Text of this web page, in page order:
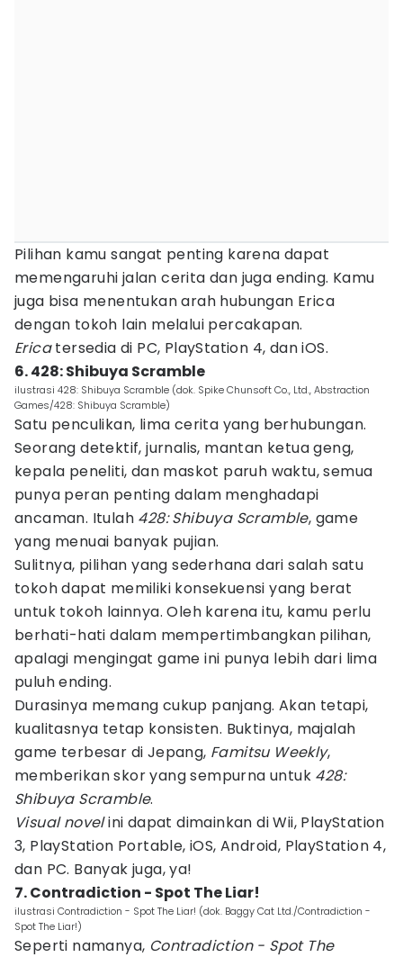
Pilihan kamu sangat penting karena dapat
memengaruhi jalan cerita dan juga ending. Kamu
juga bisa menentukan arah hubungan Erica
dengan tokoh lain melalui percakapan.
Ericatersedia di PC, PlayStation 4, dan iOS.
6. 428: Shibuya Scramble
ilustrasi 428: Shibuya Scramble (dok. Spike Chunsoft Co., Ltd., Abstraction
Games/428: Shibuya Scramble)
Satu penculikan, lima cerita yang berhubungan.
Seorang detektif, jurnalis, mantan ketua geng,
kepala peneliti, dan maskot paruh waktu, semua
punya peran penting dalam menghadapi
ancaman. Itulah 428: Shibuya Scramble, game
yang menuai banyak pujian.
Sulitnya, pilihan yang sederhana dari salah satu
tokoh dapat memiliki konsekuensi yang berat
untuk tokoh lainnya. Oleh karena itu, kamu perlu
berhati-hati dalam mempertimbangkan pilihan,
apalagi mengingat game ini punya lebih dari lima
puluh ending.
Durasinya memang cukup panjang. Akan tetapi,
kualitasnya tetap konsisten. Buktinya, majalah
game terbesar di Jepang, Famitsu Weekly,
memberikan skor yang sempurna untuk 428:
Shibuya Scramble.
Visual novelini dapat dimainkan di Wii, PlayStation
3, PlayStation Portable, iOS, Android, PlayStation 4,
dan PC. Banyak juga, ya!
7. Contradiction - Spot The Liar!
ilustrasi Contradiction - Spot The Liar! (dok. Baggy Cat Ltd./Contradiction -
Spot The Liar!)
Seperti namanya, Contradiction - Spot The